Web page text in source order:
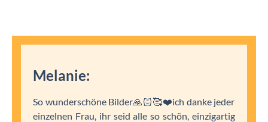
Melanie:
So wunderschöne Bilder🙏🏻🥰❤️ich danke jeder
einzelnen Frau, ihr seid alle so schön, einzigartig